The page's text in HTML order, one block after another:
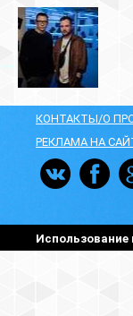
КОНТАКТЫ/О
РЕКЛАМА НА
Использование